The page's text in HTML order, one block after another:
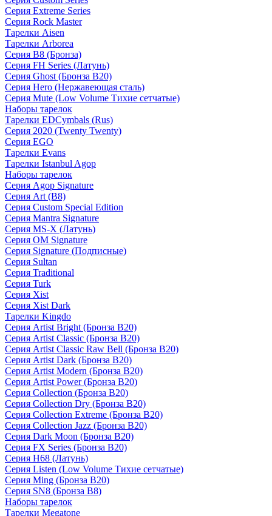
Серия Extreme Series
Серия Rock Master
Тарелки Aisen
Тарелки Arborea
Серия B8 (Бронза)
Серия FH Series (Латунь)
Серия Ghost (Бронза B20)
Серия Hero (Нержавеющая сталь)
Серия Mute (Low Volume Тихие сетчатые)
Наборы тарелок
Тарелки EDCymbals (Rus)
Серия 2020 (Twenty Twenty)
Серия EGO
Тарелки Evans
Тарелки Istanbul Agop
Наборы тарелок
Серия Agop Signature
Серия Art (B8)
Серия Custom Special Edition
Серия Mantra Signature
Серия MS-X (Латунь)
Серия OM Signature
Серия Signature (Подписные)
Серия Sultan
Серия Traditional
Серия Turk
Серия Xist
Серия Xist Dark
Тарелки Kingdo
Серия Artist Bright (Бронза B20)
Серия Artist Classic (Бронза B20)
Серия Artist Classic Raw Bell (Бронза B20)
Серия Artist Dark (Бронза B20)
Серия Artist Modern (Бронза B20)
Серия Artist Power (Бронза B20)
Серия Collection (Бронза B20)
Серия Collection Dry (Бронза B20)
Серия Collection Extreme (Бронза B20)
Серия Collection Jazz (Бронза B20)
Серия Dark Moon (Бронза B20)
Серия FX Series (Бронза B20)
Серия H68 (Латунь)
Серия Listen (Low Volume Тихие сетчатые)
Серия Ming (Бронза B20)
Серия SN8 (Бронза B8)
Наборы тарелок
Тарелки Megatone